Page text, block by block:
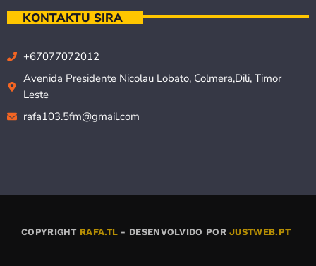
KONTAKTU SIRA
+67077072012
Avenida Presidente Nicolau Lobato, Colmera,Dili, Timor
Leste
rafa103.5fm@gmail.com
COPYRIGHT RAFA.TL - DESENVOLVIDO PORJUSTWEB.PT